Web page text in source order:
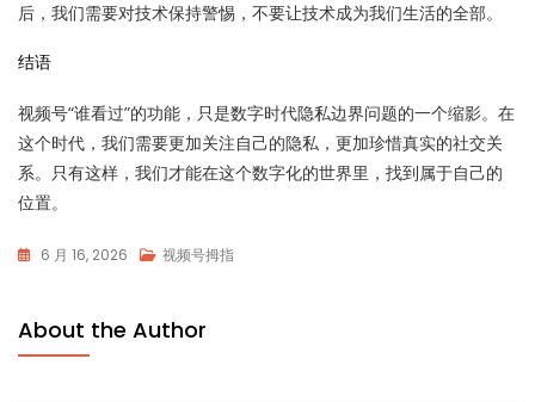
后，我们需要对技术保持警惕，不要让技术成为我们生活的全部。
结语
视频号“谁看过”的功能，只是数字时代隐私边界问题的一个缩影。在
这个时代，我们需要更加关注自己的隐私，更加珍惜真实的社交关
系。只有这样，我们才能在这个数字化的世界里，找到属于自己的
位置。
6 月 16, 2026 视频号拇指
About the Author